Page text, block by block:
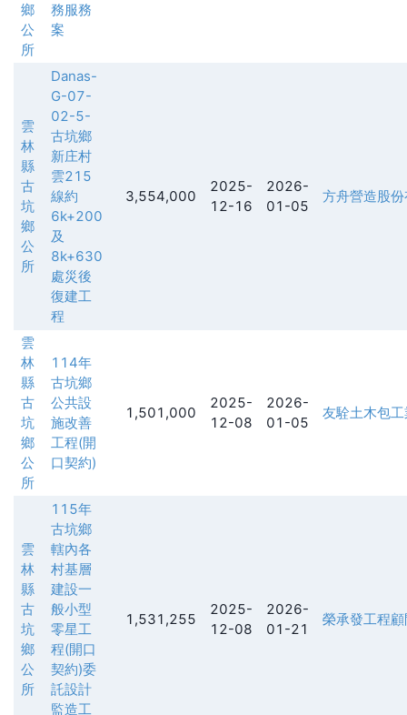
鄉
公
所
務服務
案
雲
林
縣
古
坑
鄉
公
所
Danas-
G-07-
02-5-
古坑鄉
新庄村
雲215
線約
6k+200
及
8k+630
處災後
復建工
程
3,554,000
2025-
12-16
2026-
01-05
方舟營造股
雲
林
縣
古
坑
鄉
公
所
114年
古坑鄉
公共設
施改善
工程(開
口契約)
1,501,000
2025-
12-08
2026-
01-05
友駩土木包工
雲
林
縣
古
坑
鄉
公
所
115年
古坑鄉
轄內各
村基層
建設一
般小型
零星工
程(開口
契約)委
託設計
監造工
1,531,255
2025-
12-08
2026-
01-21
榮承發工程